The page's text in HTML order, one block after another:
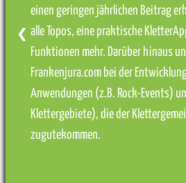
einen geringen jährlichen Beitrag
alle Topos, eine praktische
Funktionen mehr. Darüber hinaus
Frankenjura.com bei der
Anwendungen (z.B. Rock-Events)
Klettergebiete), die der
zugutekommen.
❮